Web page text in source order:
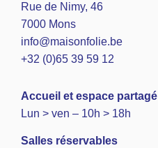
Rue de Nimy, 46
7000 Mons
info@maisonfolie.be
+32 (0)65 39 59 12
Accueil et espace partagé
Lun > ven – 10h > 18h
Salles réservables